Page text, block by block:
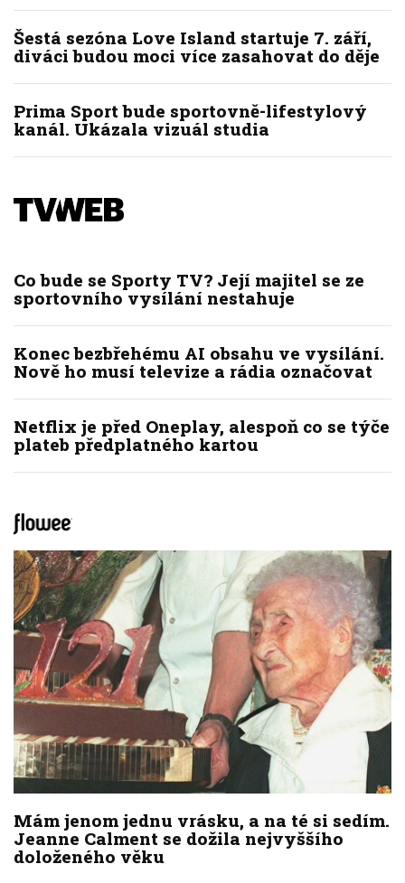
Šestá sezóna Love Island startuje 7. září,
diváci budou moci více zasahovat do děje
Prima Sport bude sportovně-lifestylový
kanál. Ukázala vizuál studia
Co bude se Sporty TV? Její majitel se ze
sportovního vysílání nestahuje
Konec bezbřehému AI obsahu ve vysílání.
Nově ho musí televize a rádia označovat
Netflix je před Oneplay, alespoň co se týče
plateb předplatného kartou
Mám jenom jednu vrásku, a na té si sedím.
Jeanne Calment se dožila nejvyššího
doloženého věku